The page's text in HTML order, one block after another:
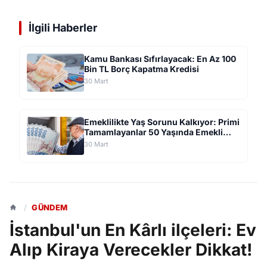
İlgili Haberler
Kamu Bankası Sıfırlayacak: En Az 100
Bin TL Borç Kapatma Kredisi
30 Mart
Emeklilikte Yaş Sorunu Kalkıyor: Primi
Tamamlayanlar 50 Yaşında Emekli
Olabilir!
30 Mart
/ GÜNDEM
İstanbul'un En Kârlı ilçeleri: Ev
Alıp Kiraya Verecekler Dikkat!